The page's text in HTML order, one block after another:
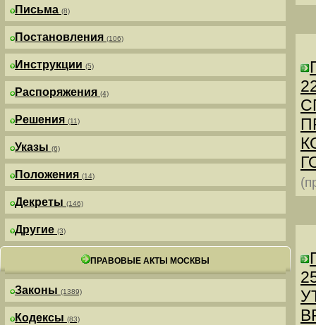
Письма (8)
Постановления (106)
Инструкции (5)
Распоряжения (4)
Решения (11)
Указы (6)
Положения (14)
Декреты (146)
Другие (3)
ПРАВОВЫЕ АКТЫ МОСКВЫ
Законы (1389)
Кодексы (83)